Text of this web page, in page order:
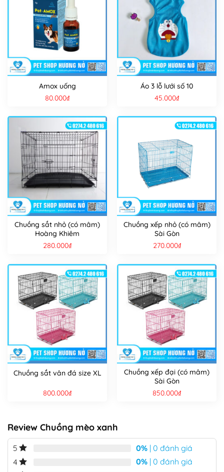
Amox uống
80.000₫
Áo 3 lỗ lưới số 10
45.000₫
Chuồng sắt nhỏ (có mâm)
Hoàng Khiêm
280.000₫
Chuồng xếp nhỏ (có mâm)
Sài Gòn
270.000₫
Chuồng sắt vân đá size XL
800.000₫
Chuồng xếp đại (có mâm)
Sài Gòn
850.000₫
Review Chuồng mèo xanh
5 0% | 0 đánh giá
4
0% | 0 đánh giá